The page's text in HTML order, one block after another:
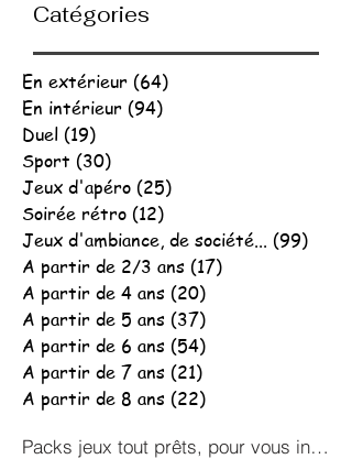
Catégories
En extérieur (64)
En intérieur (94)
Duel (19)
Sport (30)
Jeux d'apéro (25)
Soirée rétro (12)
Jeux d'ambiance, de société... (99)
A partir de 2/3 ans (17)
A partir de 4 ans (20)
A partir de 5 ans (37)
A partir de 6 ans (54)
A partir de 7 ans (21)
A partir de 8 ans (22)
Packs jeux tout prêts, pour vous inspirer !